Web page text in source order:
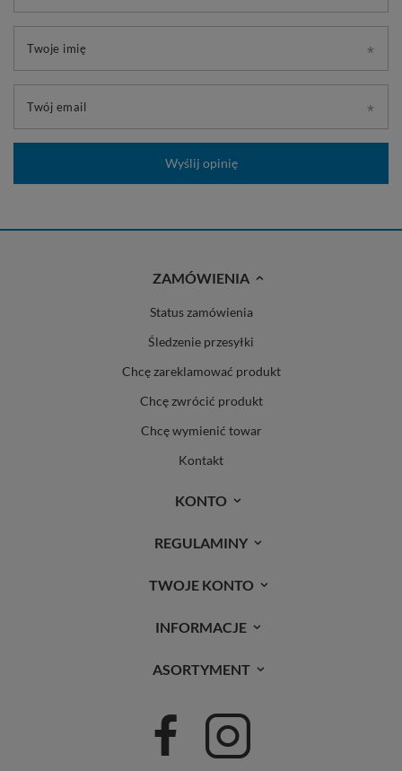
Twoje imię
Twój email
Wyślij opinię
ZAMÓWIENIA
Status zamówienia
Śledzenie przesyłki
Chcę zareklamować produkt
Chcę zwrócić produkt
Chcę wymienić towar
Kontakt
KONTO
REGULAMINY
TWOJE KONTO
INFORMACJE
ASORTYMENT